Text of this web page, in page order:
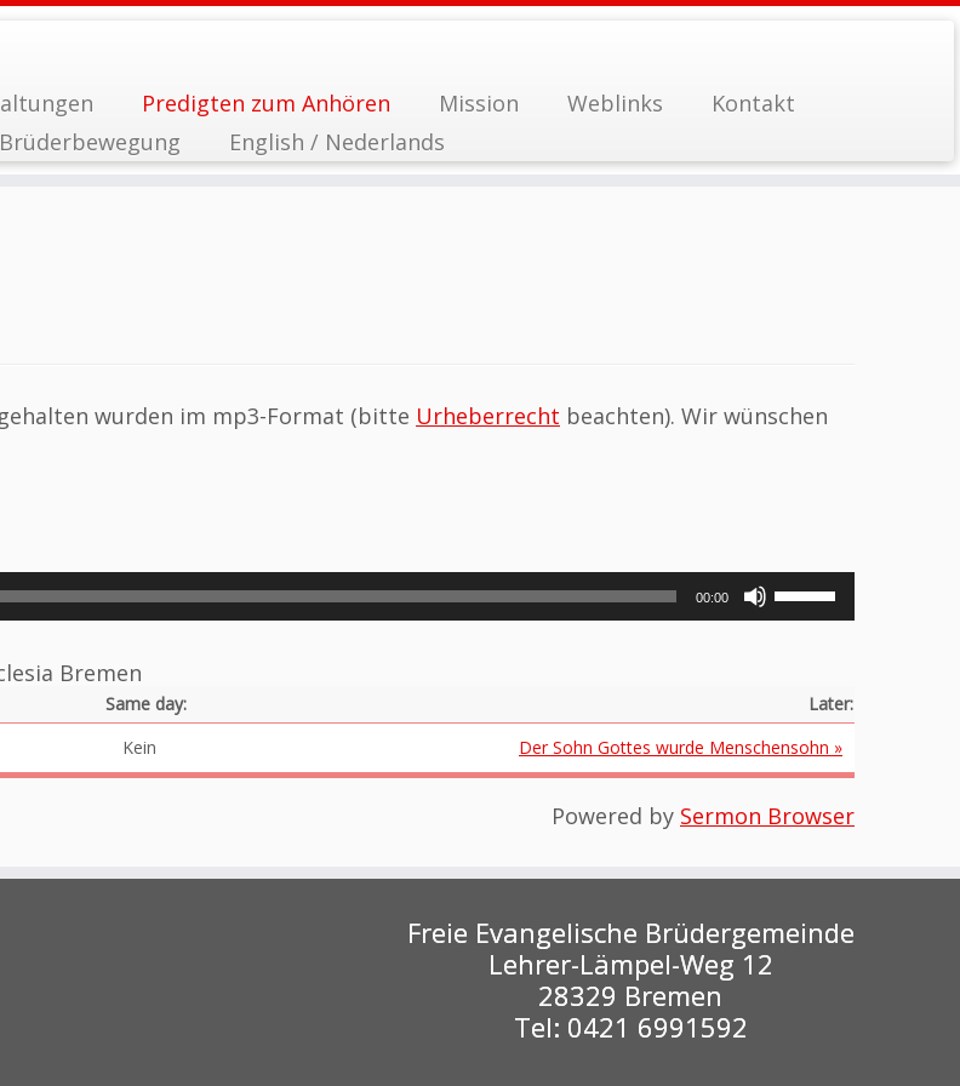
Predigten zum Anhören Mission Weblinks
Kontakt
English / Nederlands
wurden im mp3-Format (bitte Urheberrecht beachten). Wir wünschen
00:00
Lautstärke
zu
regeln.
Bremen
Same day:
Later:
Kein Der Sohn Gottes wurde Menschensohn »
Powered by Sermon Browser
Freie Evangelische Brüdergemeinde
Lehrer-Lämpel-Weg 12
28329 Bremen
Tel: 0421 6991592